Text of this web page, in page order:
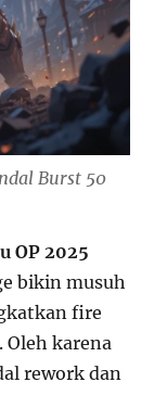
Burst 50
OP 2025
bikin musuh
fire
karena
rework dan